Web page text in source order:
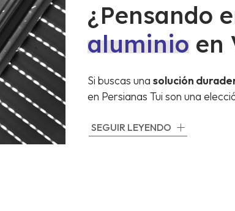
¿Pensando
aluminioen
Si buscas una solución
en Persianas Tui son una
Elígenos para darle un nuevo
SEGUIR LEYENDO